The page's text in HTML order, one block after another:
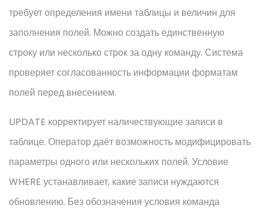
требует определения имени таблицы и величин для
заполнения полей. Можно создать единственную
строку или несколько строк за одну команду. Система
проверяет согласованность информации форматам
полей перед внесением.
UPDATE корректирует наличествующие записи в
таблице. Оператор даёт возможность модифицировать
параметры одного или нескольких полей. Условие
WHERE устанавливает, какие записи нуждаются
обновлению. Без обозначения условия команда